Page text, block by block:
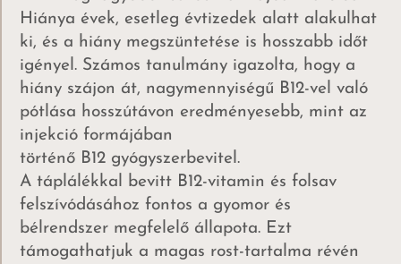
Hiánya évek, esetleg évtizedek alatt alakulhat
ki, és a hiány megszüntetése is hosszabb időt
igényel. Számos tanulmány igazolta, hogy a
hiány szájon át, nagymennyiségű B12-vel való
pótlása hosszútávon eredményesebb, mint az
injekció formájában
történő B12 gyógyszerbevitel.
A táplálékkal bevitt B12-vitamin és folsav
felszívódásához fontos a gyomor és
bélrendszer megfelelő állapota. Ezt
támogathatjuk a magas rost-tartalma révén